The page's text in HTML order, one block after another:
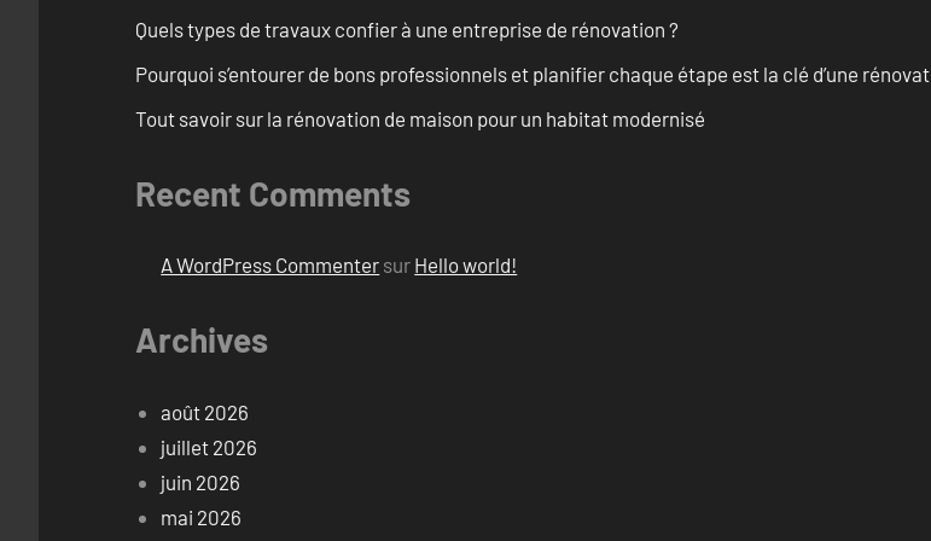
Quels types de travaux confier à une entreprise de rénovation ?
Pourquoi s’entourer de bons professionnels et planifier chaque étape est la clé d’une
Tout savoir sur la rénovation de maison pour un habitat modernisé
Recent Comments
A WordPress Commenter sur Hello world!
Archives
août 2026
juillet 2026
juin 2026
mai 2026